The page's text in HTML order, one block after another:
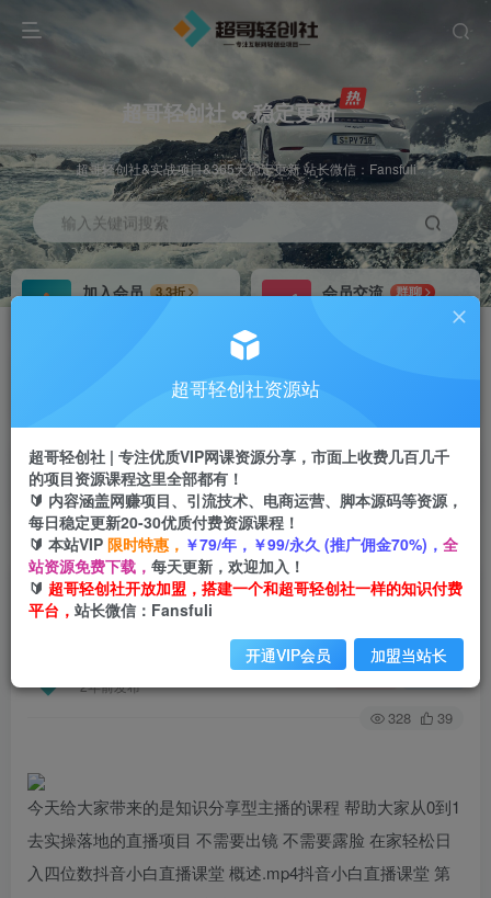
超哥轻创社 ∞ 稳定更新
超哥轻创社&实战项目&365天稳定更新 站长微信：Fansfuli
输入关键词搜索
加入会员
3.3折
会员交流
群聊
推广返佣高达70%
首页 创业课程 会员专属 正文
（6644期）抖音小白直播课堂 一本书 一个支架 坐
在家里就能日入四位数
2年前发布
关注 私信
328 39
今天给大家带来的是知识分享型主播的课程 帮助大家从0到1
去实操落地的直播项目 不需要出镜 不需要露脸 在家轻松日
入四位数抖音小白直播课堂 概述.mp4抖音小白直播课堂 第
超哥轻创社资源站
超哥轻创社 | 专注优质VIP网课资源分享，市面上收费几百几千
的项目资源课程这里全部都有！
🔰 内容涵盖网赚项目、引流技术、电商运营、脚本源码等资源，
每日稳定更新20-30优质付费资源课程！
🔰 本站VIP 限时特惠， ￥79/年，￥99/永久 (推广佣金70%)， 全
站资源免费下载， 每天更新，欢迎加入！
🔰 超哥轻创社开放加盟，搭建一个和超哥轻创社一样的知识付费
平台， 站长微信：Fansfuli
开通VIP会员 加盟当站长